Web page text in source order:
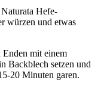
Hefe-
würzen und etwas
mit einem
Backblech setzen und
20 Minuten garen.